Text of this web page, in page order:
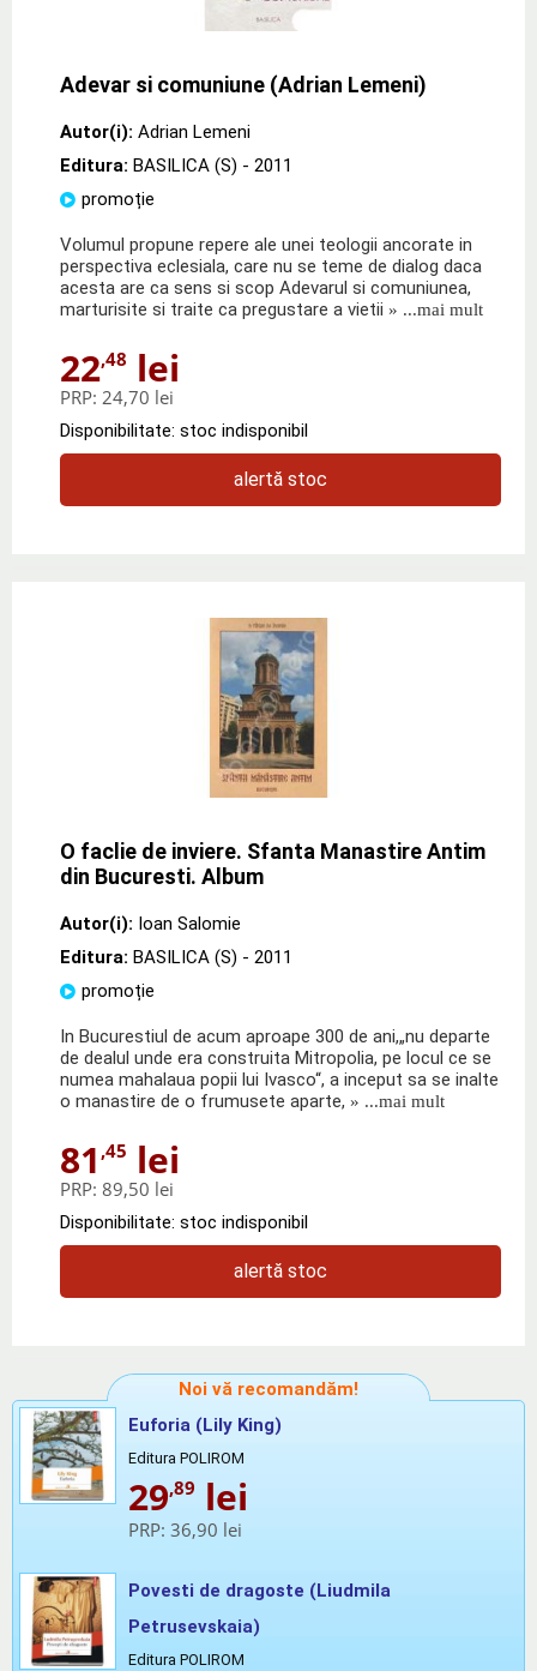
Adevar si comuniune (Adrian Lemeni)
Autor(i): Adrian Lemeni
Editura: BASILICA (S) - 2011
promoție
Volumul propune repere ale unei teologii ancorate in
perspectiva eclesiala, care nu se teme de dialog daca
acesta are ca sens si scop Adevarul si comuniunea,
marturisite si traite ca pregustare a vietii » ...mai mult
22,48 lei
PRP: 24,70 lei
Disponibilitate: stoc indisponibil
alertă stoc
O faclie de inviere. Sfanta Manastire Antim
din Bucuresti. Album
Autor(i): Ioan Salomie
Editura: BASILICA (S) - 2011
promoție
In Bucurestiul de acum aproape 300 de ani,„nu departe
de dealul unde era construita Mitropolia, pe locul ce se
numea mahalaua popii lui Ivasco“, a inceput sa se inalte
o manastire de o frumusete aparte, » ...mai mult
81 ,45 lei
PRP: 89,50 lei
Disponibilitate: stoc indisponibil
alertă stoc
Noi vă recomandăm!
Euforia (Lily King)
Editura POLIROM
29,89 lei
PRP: 36,90 lei
Povesti de dragoste (Liudmila
Petrusevskaia)
Editura POLIROM